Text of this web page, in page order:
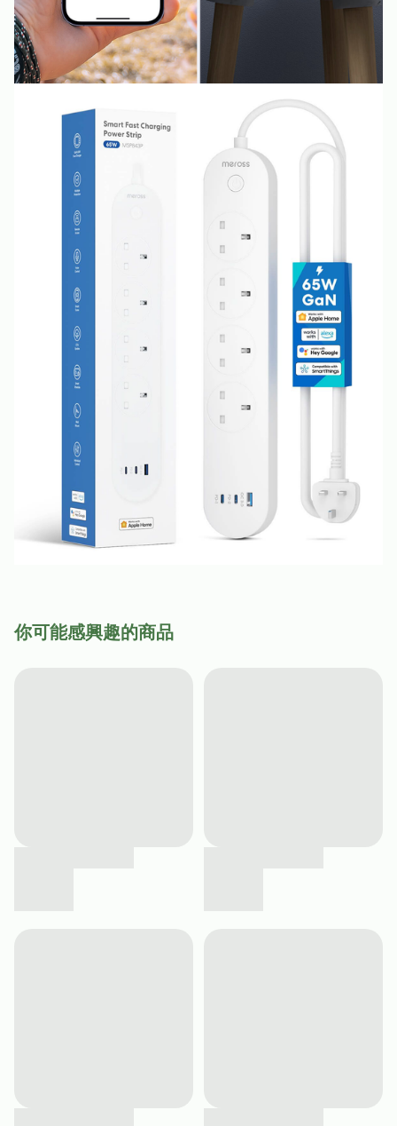
你可能感興趣的商品